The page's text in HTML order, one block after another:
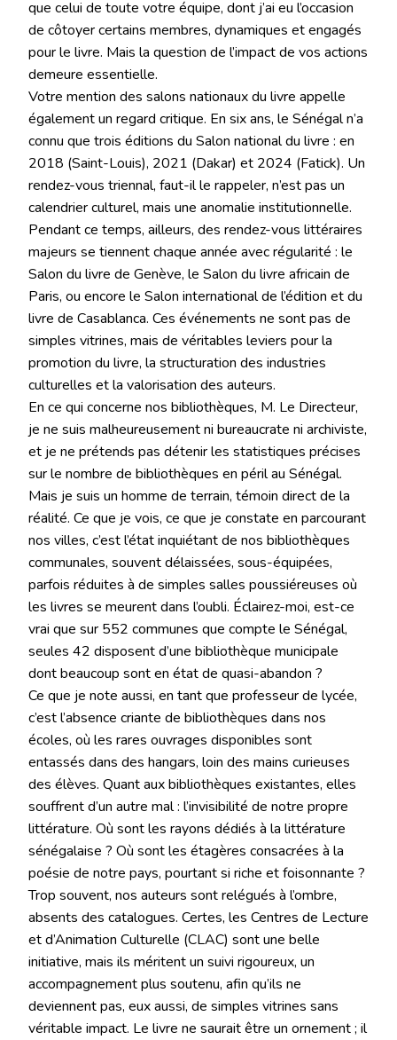
que celui de toute votre équipe, dont j’ai eu l’occasion
de côtoyer certains membres, dynamiques et engagés
pour le livre. Mais la question de l’impact de vos actions
demeure essentielle.
Votre mention des salons nationaux du livre appelle
également un regard critique. En six ans, le Sénégal n’a
connu que trois éditions du Salon national du livre : en
2018 (Saint-Louis), 2021 (Dakar) et 2024 (Fatick). Un
rendez-vous triennal, faut-il le rappeler, n’est pas un
calendrier culturel, mais une anomalie institutionnelle.
Pendant ce temps, ailleurs, des rendez-vous littéraires
majeurs se tiennent chaque année avec régularité : le
Salon du livre de Genève, le Salon du livre africain de
Paris, ou encore le Salon international de l’édition et du
livre de Casablanca. Ces événements ne sont pas de
simples vitrines, mais de véritables leviers pour la
promotion du livre, la structuration des industries
culturelles et la valorisation des auteurs.
En ce qui concerne nos bibliothèques, M. Le Directeur,
je ne suis malheureusement ni bureaucrate ni archiviste,
et je ne prétends pas détenir les statistiques précises
sur le nombre de bibliothèques en péril au Sénégal.
Mais je suis un homme de terrain, témoin direct de la
réalité. Ce que je vois, ce que je constate en parcourant
nos villes, c’est l’état inquiétant de nos bibliothèques
communales, souvent délaissées, sous-équipées,
parfois réduites à de simples salles poussiéreuses où
les livres se meurent dans l’oubli. Éclairez-moi, est-ce
vrai que sur 552 communes que compte le Sénégal,
seules 42 disposent d’une bibliothèque municipale
dont beaucoup sont en état de quasi-abandon ?
Ce que je note aussi, en tant que professeur de lycée,
c’est l’absence criante de bibliothèques dans nos
écoles, où les rares ouvrages disponibles sont
entassés dans des hangars, loin des mains curieuses
des élèves. Quant aux bibliothèques existantes, elles
souffrent d’un autre mal : l’invisibilité de notre propre
littérature. Où sont les rayons dédiés à la littérature
sénégalaise ? Où sont les étagères consacrées à la
poésie de notre pays, pourtant si riche et foisonnante ?
Trop souvent, nos auteurs sont relégués à l’ombre,
absents des catalogues. Certes, les Centres de Lecture
et d’Animation Culturelle (CLAC) sont une belle
initiative, mais ils méritent un suivi rigoureux, un
accompagnement plus soutenu, afin qu’ils ne
deviennent pas, eux aussi, de simples vitrines sans
véritable impact. Le livre ne saurait être un ornement ; il